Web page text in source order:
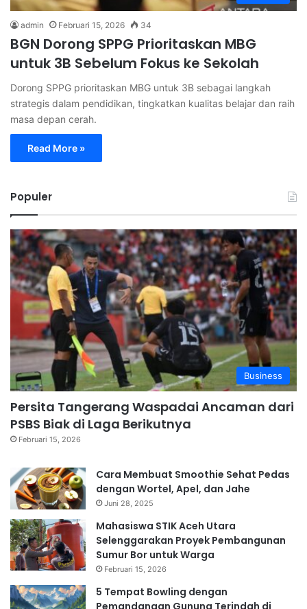
admin Februari 15, 2026 34
BGN Dorong SPPG Prioritaskan MBG
untuk 3B Sebelum Fokus ke Sekolah
Dorong SPPG prioritaskan MBG untuk 3B sebagai langkah
strategis dalam pendidikan, tingkatkan kualitas belajar dan raih
masa depan cerah.
Read More »
Populer
Business
Persita Tangerang Waspadai Ancaman dari
PSBS Biak di Laga Berikutnya
Februari 15, 2026
Cara Membuat Smoothie Sehat Pedas
dengan Wortel, Apel, dan Jahe
Juni 28, 2025
Mahasiswa STIK Aceh Utara
Selenggarakan Proyek Pembangunan
Sumur Bor untuk Warga
Februari 15, 2026
5 Tempat Bowling dengan
Pemandangan Gunung Terindah di